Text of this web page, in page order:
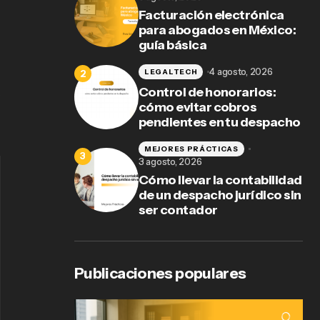
Facturación electrónica
para abogados en México:
guía básica
Control de honorarios:
cómo evitar cobros
pendientes en tu despacho
LEGALTECH 4 agosto, 2026
Cómo llevar la contabilidad
de un despacho jurídico sin
ser contador
MEJORES PRÁCTICAS
3 agosto, 2026
Publicaciones populares